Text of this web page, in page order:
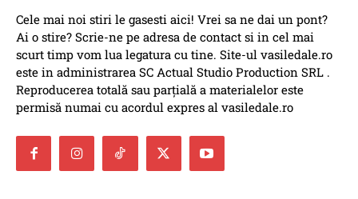
Cele mai noi stiri le gasesti aici! Vrei sa ne dai un pont?
Ai o stire? Scrie-ne pe adresa de contact si in cel mai
scurt timp vom lua legatura cu tine. Site-ul vasiledale.ro
este in administrarea SC Actual Studio Production SRL .
Reproducerea totală sau parțială a materialelor este
permisă numai cu acordul expres al vasiledale.ro